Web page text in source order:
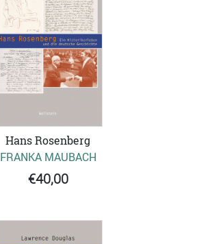
Hans Rosenberg
FRANKA MAUBACH
€40,00